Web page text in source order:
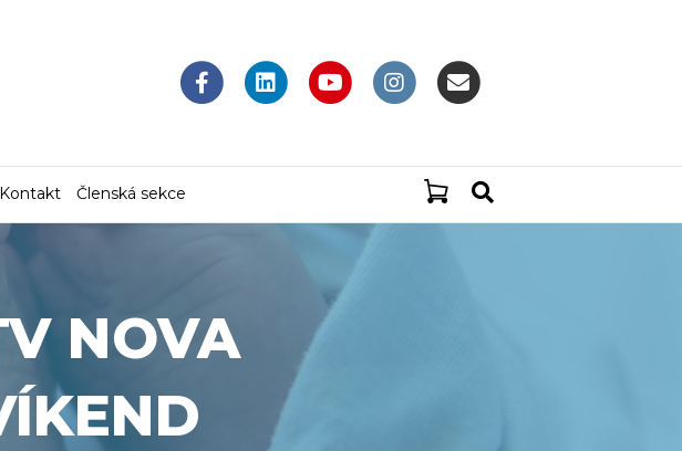
FacebookLinkedinYoutubeInstagram
Kontakt Členská sekce
NOVA